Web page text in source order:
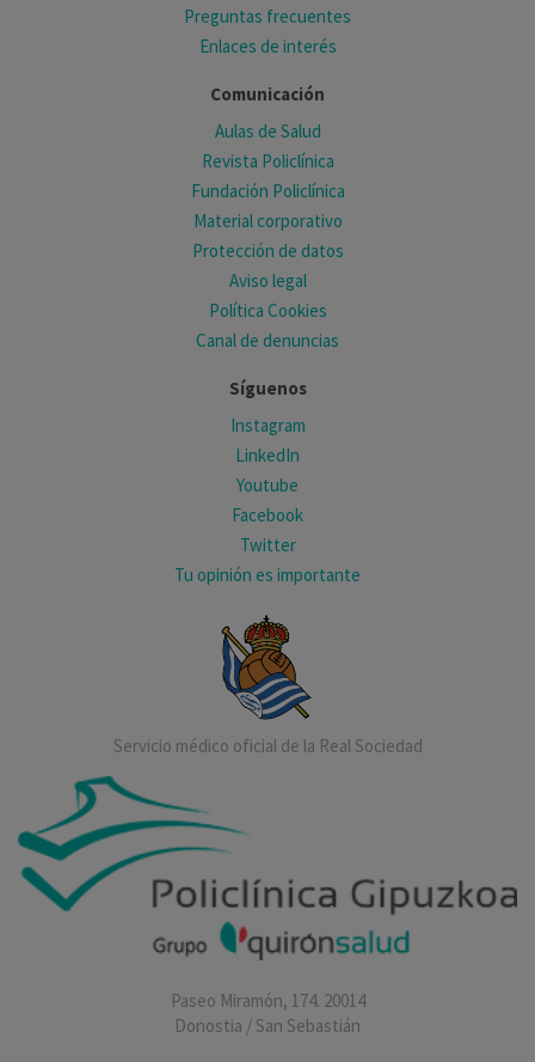
Preguntas frecuentes
Enlaces de interés
Comunicación
Aulas de Salud
Revista Policlínica
Fundación Policlínica
Material corporativo
Protección de datos
Aviso legal
Política Cookies
Canal de denuncias
Síguenos
Instagram
LinkedIn
Youtube
Facebook
Twitter
Tu opinión es importante
Servicio médico oficial de la Real Sociedad
Paseo Miramón, 174. 20014
Donostia / San Sebastián